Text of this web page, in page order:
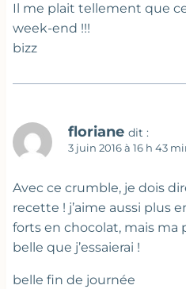
Il me plait tellement que
week-end !!!
bizz
floriane dit :
3 juin 2016 à 16 h 43
Avec ce crumble, je dois
recette ! j’aime aussi plus
forts en chocolat, mais
belle que j’essaierai !
belle fin de journée